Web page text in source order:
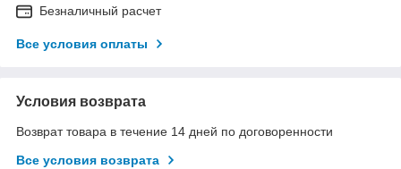
Безналичный расчет
Все условия оплаты
Условия возврата
Возврат товара в течение 14 дней по договоренности
Все условия возврата